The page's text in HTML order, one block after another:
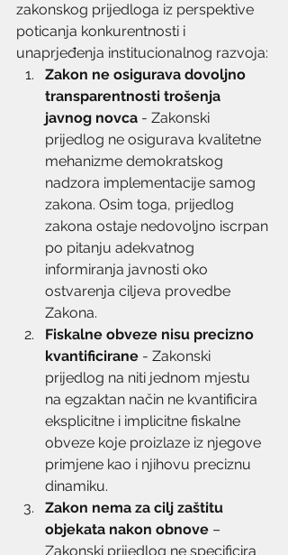
zakonskog prijedloga iz perspektive
poticanja konkurentnosti i
unaprjeđenja institucionalnog razvoja:
Zakon ne osigurava dovoljno
transparentnosti trošenja
javnog novca - Zakonski
prijedlog ne osigurava kvalitetne
mehanizme demokratskog
nadzora implementacije samog
zakona. Osim toga, prijedlog
zakona ostaje nedovoljno iscrpan
po pitanju adekvatnog
informiranja javnosti oko
ostvarenja ciljeva provedbe
Zakona.
Fiskalne obveze nisu precizno
kvantificirane - Zakonski
prijedlog na niti jednom mjestu
na egzaktan način ne kvantificira
eksplicitne i implicitne fiskalne
obveze koje proizlaze iz njegove
primjene kao i njihovu preciznu
dinamiku.
Zakon nema za cilj zaštitu
objekata nakon obnove –
Zakonski prijedlog ne specificira